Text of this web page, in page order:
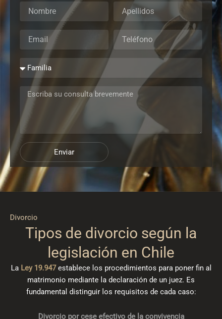
Enviar
Divorcio
Tipos de divorcio según la
legislación en Chile
La Ley 19.947establece los procedimientos para poner fin al
matrimonio mediante la declaración de un juez. Es
fundamental distinguir los requisitos de cada caso:
Divorcio por cese efectivo de la convivencia